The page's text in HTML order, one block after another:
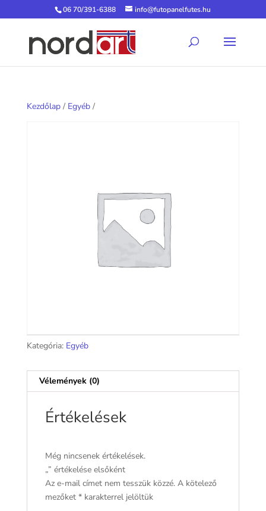
06 70/391-6388 info@futopanelfutes.hu
Kezdőlap/ Egyéb/
Kategória: Egyéb
Vélemények (0)
Értékelések
Még nincsenek értékelések.
„” értékelése elsőként
Az e-mail címet nem tesszük közzé. A kötelező
mezőket *karakterrel jelöltük